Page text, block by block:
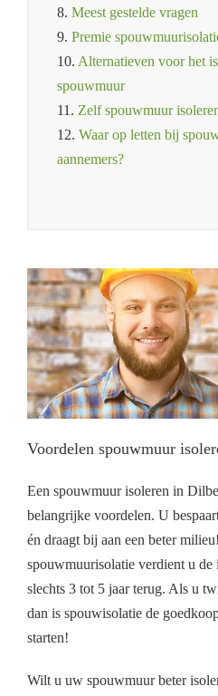
8. Meest gestelde vragen
9. Premie
10. Alternatieven voor het
spouwmuur
11. Zelf spouwmuur
12. Waar op letten bij
aannemers?
Voordelen spouwmuur
Een spouwmuur isoleren in
belangrijke voordelen. U
én draagt bij aan een beter
spouwmuurisolatie verdient u
slechts 3 tot 5 jaar terug. Als u
dan is spouwisolatie de
starten!
Wilt u uw spouwmuur beter